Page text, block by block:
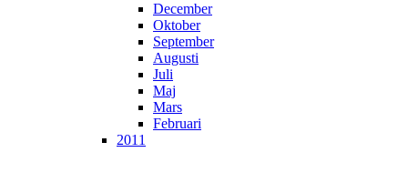
December
Oktober
September
Augusti
Juli
Maj
Mars
Februari
2011